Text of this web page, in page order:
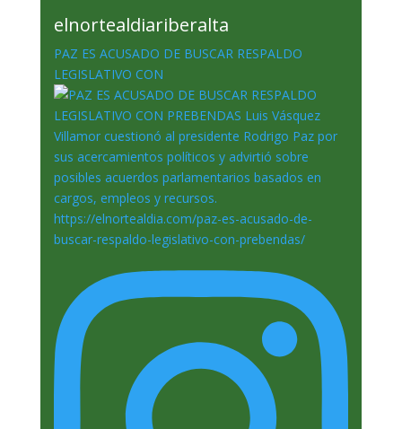
elnortealdiariberalta
PAZ ES ACUSADO DE BUSCAR RESPALDO
LEGISLATIVO CON